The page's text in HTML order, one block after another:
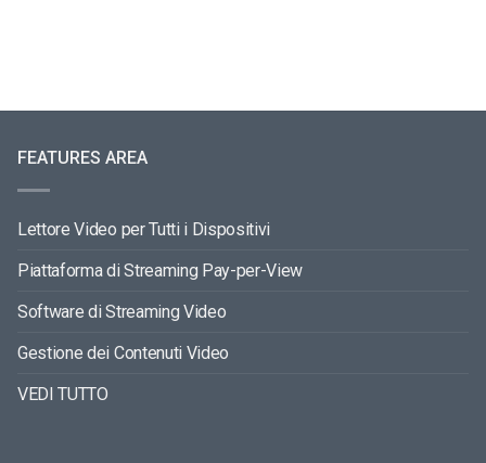
FEATURES AREA
Lettore Video per Tutti i Dispositivi
Piattaforma di Streaming Pay-per-View
Software di Streaming Video
Gestione dei Contenuti Video
VEDI TUTTO